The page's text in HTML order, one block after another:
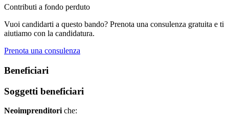
Contributi a fondo perduto
Vuoi candidarti a questo bando? Prenota una consulenza gratuita e ti
aiutiamo con la candidatura.
Prenota una consulenza
Beneficiari
Soggetti beneficiari
Neoimprenditori che: